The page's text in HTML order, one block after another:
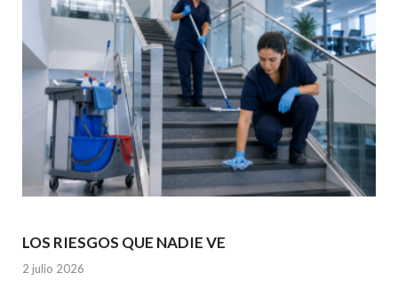
LOS RIESGOS QUE NADIE VE
2 julio 2026